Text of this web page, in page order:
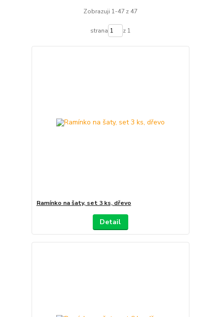
Zobrazuji 1-47 z 47
strana z 1
Ramínko na šaty, set 3 ks, dřevo
Detail